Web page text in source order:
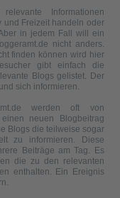
Informationen
und Freizeit handeln oder
in jedem Fall will ein
nicht anders.
finden können wird hier
gibt einfach die
Blogs gelistet. Der
sich informieren.
werden oft von
neuen Blogbeitrag
Blogs die teilweise sogar
zu informieren. Diese
Beiträge am Tag. Es
die zu den relevanten
enthalten. Ein Ereignis